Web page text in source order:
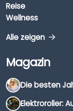
Reise
Wellness
Alle zeigen
Magazin